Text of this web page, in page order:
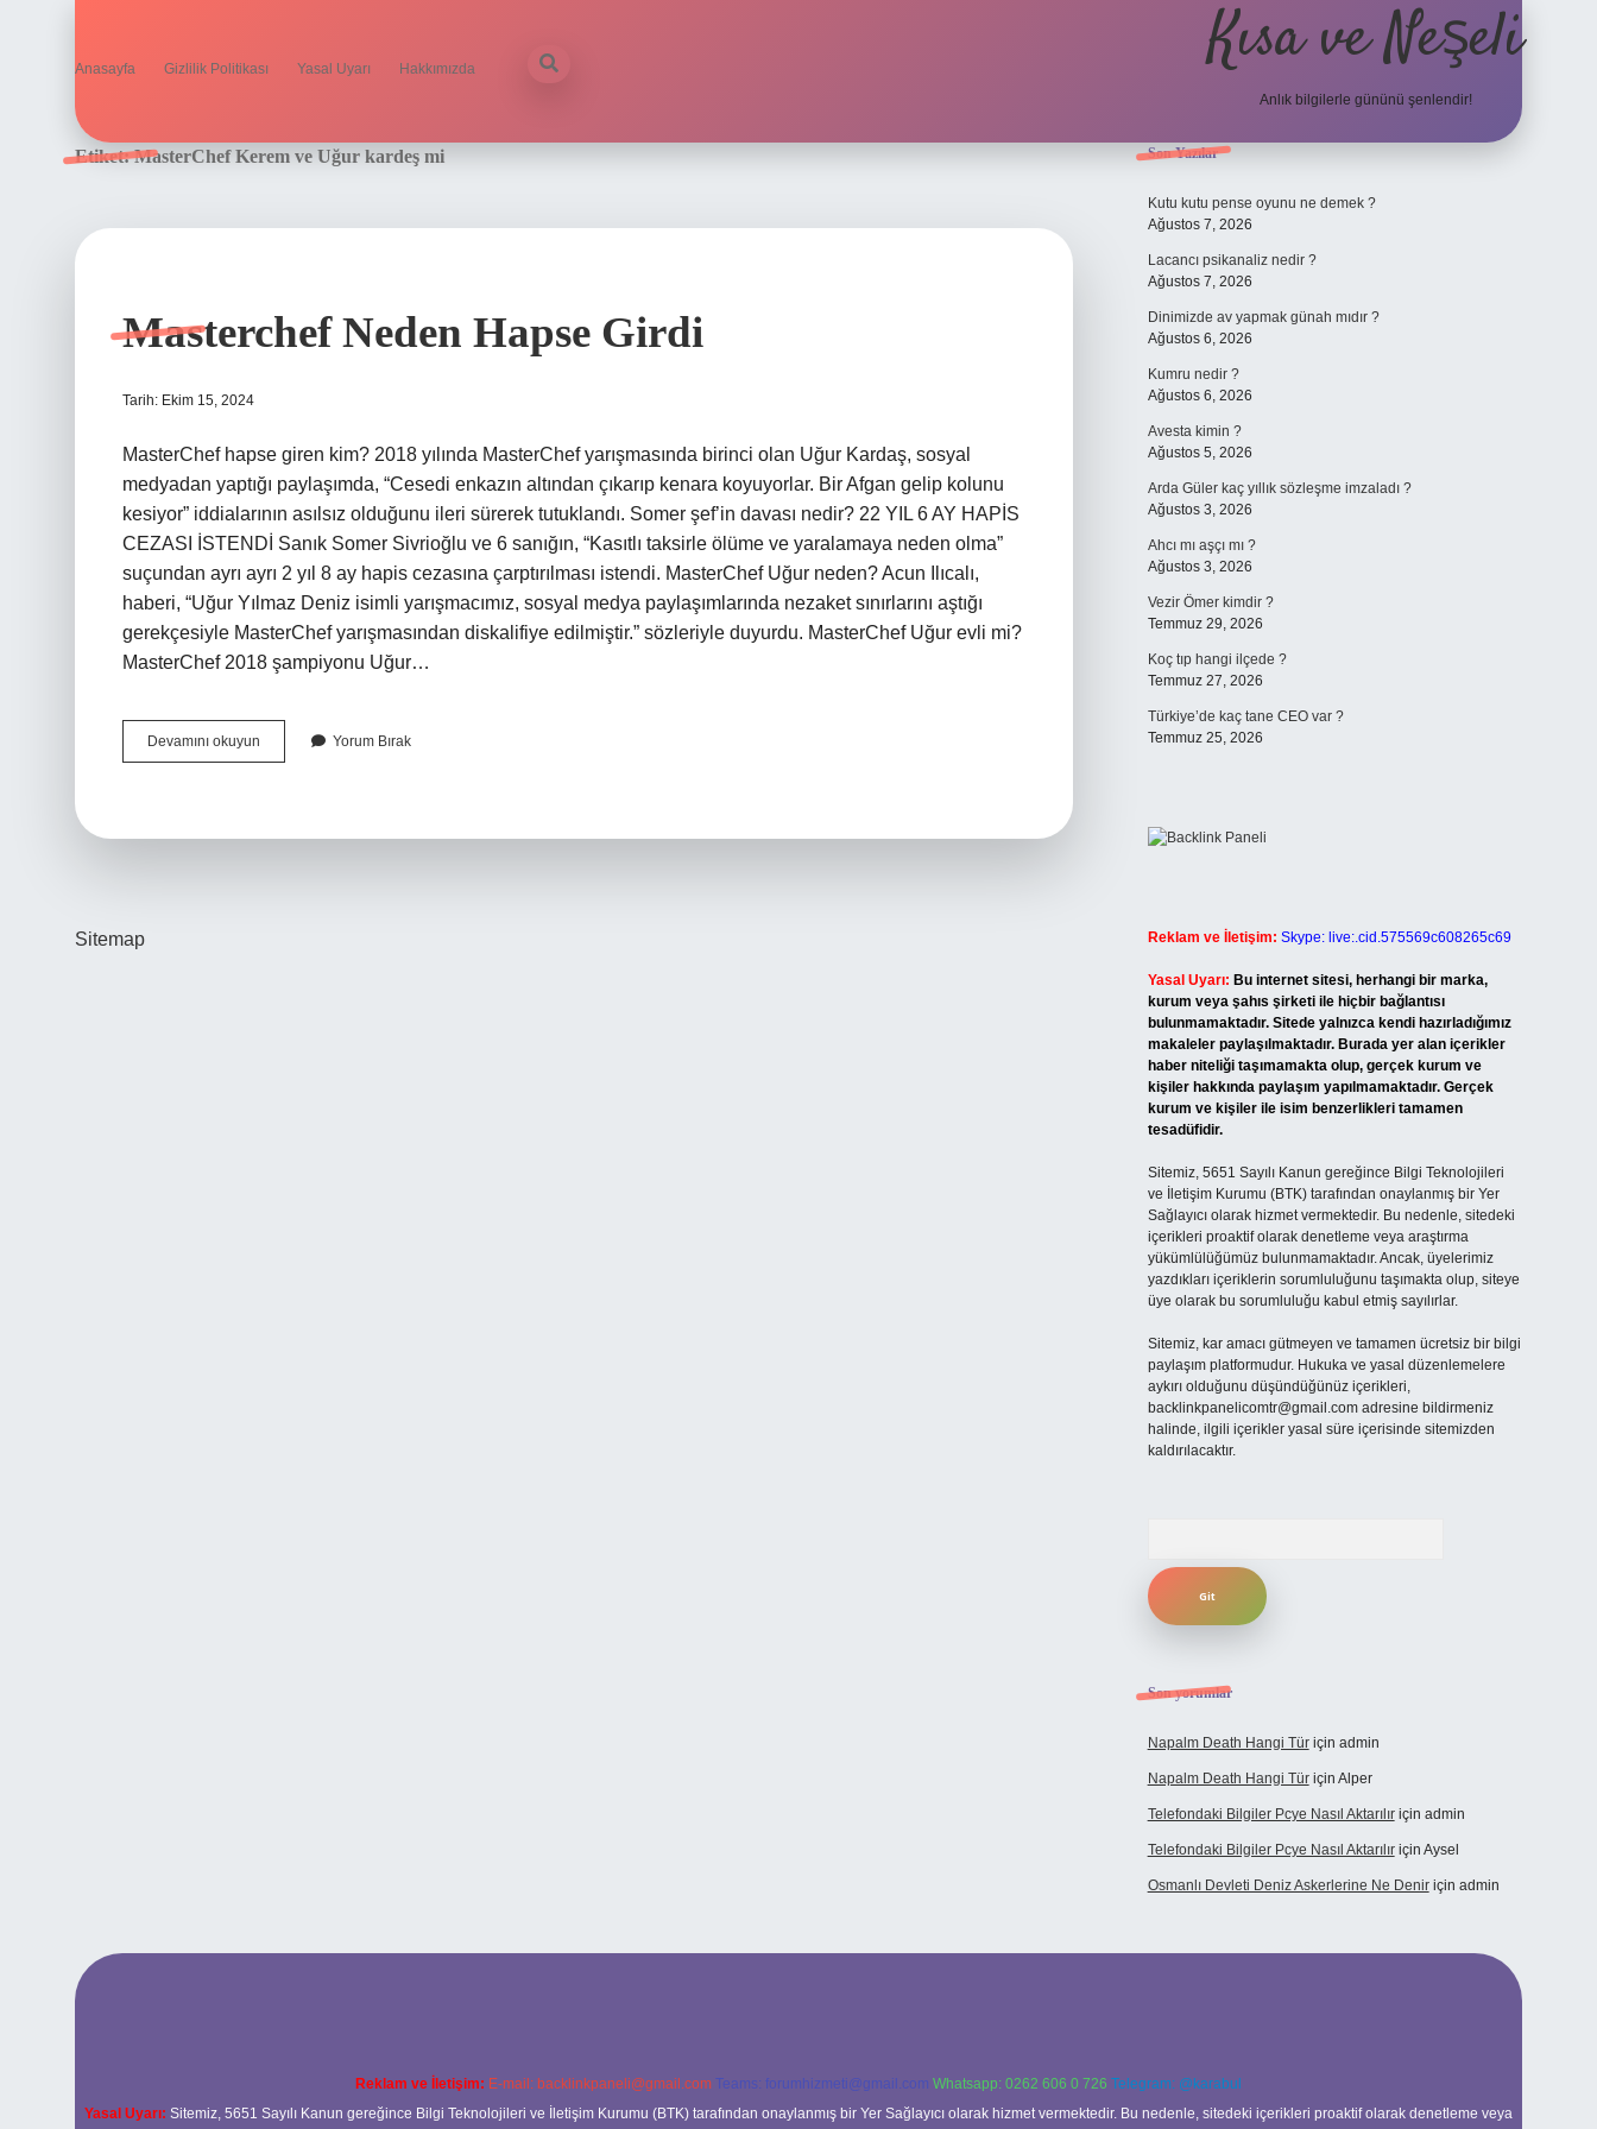
Anasayfa Gizlilik Politikası Yasal Uyarı Hakkımızda Kısa ve Neşeli
Anlık bilgilerle gününü şenlendir!
Etiket:MasterChef Kerem ve Uğur kardeş mi
Masterchef Neden Hapse Girdi
Tarih: Ekim 15, 2024
MasterChef hapse giren kim? 2018 yılında MasterChef yarışmasında birinci olan Uğur Kardaş, sosyal
medyadan yaptığı paylaşımda, “Cesedi enkazın altından çıkarıp kenara koyuyorlar. Bir Afgan gelip kolunu
kesiyor” iddialarının asılsız olduğunu ileri sürerek tutuklandı. Somer şef’in davası nedir? 22 YIL 6 AY ​​HAPİS
CEZASI İSTENDİ Sanık Somer Sivrioğlu ve 6 sanığın, “Kasıtlı taksirle ölüme ve yaralamaya neden olma”
suçundan ayrı ayrı 2 yıl 8 ay hapis cezasına çarptırılması istendi. MasterChef Uğur neden? Acun Ilıcalı,
haberi, “Uğur Yılmaz Deniz isimli yarışmacımız, sosyal medya paylaşımlarında nezaket sınırlarını aştığı
gerekçesiyle MasterChef yarışmasından diskalifiye edilmiştir.” sözleriyle duyurdu. MasterChef Uğur evli mi?
MasterChef 2018 şampiyonu Uğur…
Devamını okuyun Masterchef
Neden
Yorum Bırak
Sitemap
Sidebar
Son Yazılar
Kutu kutu pense oyunu ne demek ?
Ağustos 7, 2026
Lacancı psikanaliz nedir ?
Ağustos 7, 2026
Dinimizde av yapmak günah mıdır ?
Ağustos 6, 2026
Kumru nedir ?
Ağustos 6, 2026
Avesta kimin ?
Ağustos 5, 2026
Arda Güler kaç yıllık sözleşme imzaladı ?
Ağustos 3, 2026
Ahcı mı aşçı mı ?
Ağustos 3, 2026
Vezir Ömer kimdir ?
Temmuz 29, 2026
Koç tıp hangi ilçede ?
Temmuz 27, 2026
Türkiye’de kaç tane CEO var ?
Temmuz 25, 2026
Reklam ve İletişim: Skype: live:.cid.575569c608265c69
Yasal Uyarı: Bu internet sitesi, herhangi bir marka,
kurum veya şahıs şirketi ile hiçbir bağlantısı
bulunmamaktadır. Sitede yalnızca kendi hazırladığımız
makaleler paylaşılmaktadır. Burada yer alan içerikler
haber niteliği taşımamakta olup, gerçek kurum ve
kişiler hakkında paylaşım yapılmamaktadır. Gerçek
kurum ve kişiler ile isim benzerlikleri tamamen
tesadüfidir.
Sitemiz, 5651 Sayılı Kanun gereğince Bilgi Teknolojileri
ve İletişim Kurumu (BTK) tarafından onaylanmış bir Yer
Sağlayıcı olarak hizmet vermektedir. Bu nedenle, sitedeki
içerikleri proaktif olarak denetleme veya araştırma
yükümlülüğümüz bulunmamaktadır. Ancak, üyelerimiz
yazdıkları içeriklerin sorumluluğunu taşımakta olup, siteye
üye olarak bu sorumluluğu kabul etmiş sayılırlar.
Sitemiz, kar amacı gütmeyen ve tamamen ücretsiz bir bilgi
paylaşım platformudur. Hukuka ve yasal düzenlemelere
aykırı olduğunu düşündüğünüz içerikleri,
backlinkpanelicomtr@gmail.comadresine bildirmeniz
halinde, ilgili içerikler yasal süre içerisinde sitemizden
kaldırılacaktır.
Son yorumlar
Napalm Death Hangi Türiçin admin
Napalm Death Hangi Türiçin Alper
Telefondaki Bilgiler Pcye Nasıl Aktarılıriçin admin
Telefondaki Bilgiler Pcye Nasıl Aktarılıriçin Aysel
Osmanlı Devleti Deniz Askerlerine Ne Deniriçin admin
Reklam ve İletişim: E-mail: backlinkpaneli@gmail.com Teams: forumhizmeti@gmail.com Whatsapp: 0262 606 0 726 Telegram: @karabul
Yasal Uyarı: Sitemiz, 5651 Sayılı Kanun gereğince Bilgi Teknolojileri ve İletişim Kurumu (BTK) tarafından onaylanmış bir Yer Sağlayıcı olarak hizmet vermektedir. Bu nedenle, sitedeki içerikleri proaktif olarak denetleme veya